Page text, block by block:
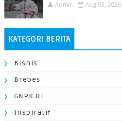
Admin Aug 03, 2026
KATEGORI BERITA
Bisnis
Brebes
GNPK RI
Inspiratif